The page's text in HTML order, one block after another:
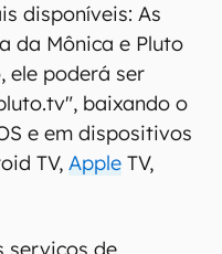
disponíveis: As
da Mônica e Pluto
ele poderá ser
baixando o
e em dispositivos
TV, Apple TV,